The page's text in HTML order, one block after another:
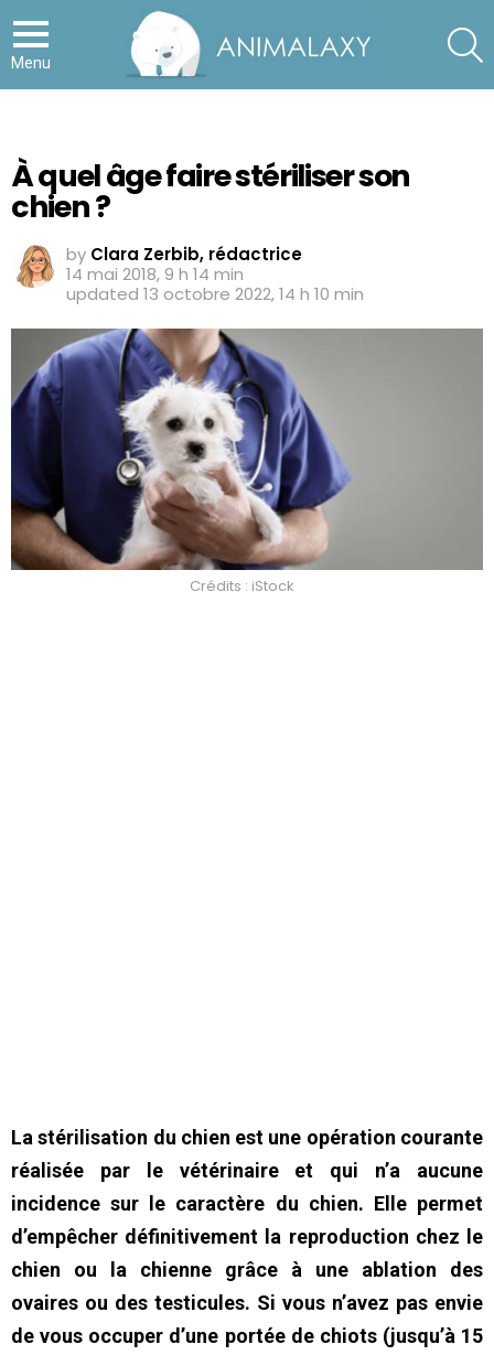
Menu
À quel âge faire stériliser son
chien ?
by Clara Zerbib, rédactrice
14 mai 2018, 9 h 14 min
updated 13 octobre 2022, 14 h 10 min
Crédits : iStock
La stérilisation du chien est une opération courante
réalisée par le vétérinaire et qui n’a aucune
incidence sur le caractère du chien. Elle permet
d’empêcher définitivement la reproduction chez le
chien ou la chienne grâce à une ablation des
ovaires ou des testicules. Si vous n’avez pas envie
de vous occuper d’une portée de chiots (jusqu’à 15